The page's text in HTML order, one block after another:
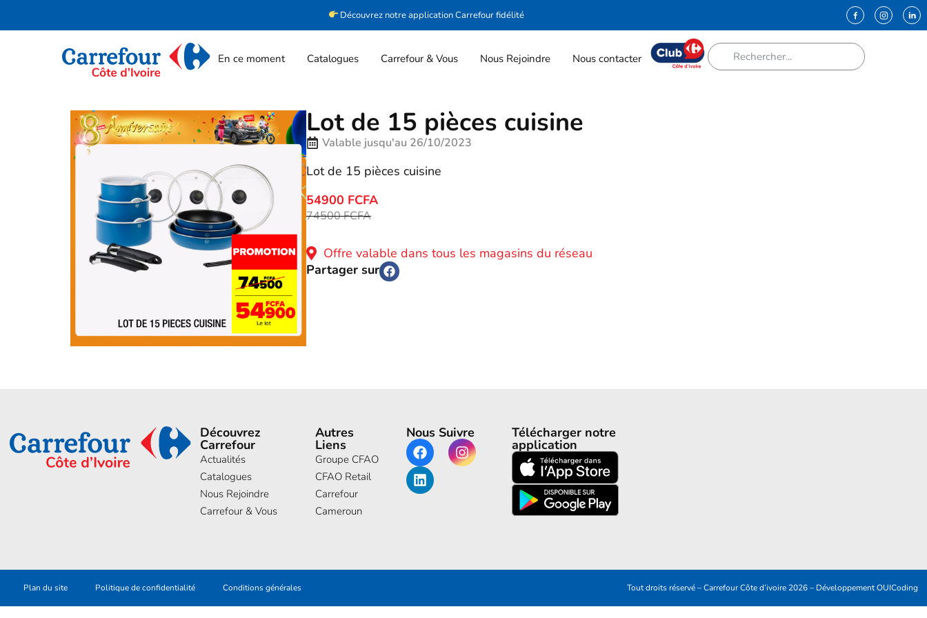
Découvrez notre application Carrefour fidélité
En ce moment Catalogues Carrefour & Vous Nous Rejoindre Nous contacter
Lot de 15 pièces cuisine
Valable jusqu'au 26/10/2023
Lot de 15 pièces cuisine
54900 FCFA
74500 FCFA
Offre valable dans tous les magasins du réseau
Partager sur
Découvrez
Carrefour
Actualités
Catalogues
Nous Rejoindre
Carrefour & Vous
Autres
Liens
Groupe CFAO
CFAO Retail
Carrefour
Cameroun
Nous Suivre Télécharger notre
application
Plan du site Politique de confidentialité Conditions générales Tout droits réservé – Carrefour Côte d’ivoire 2026 – DéveloppementOUICoding